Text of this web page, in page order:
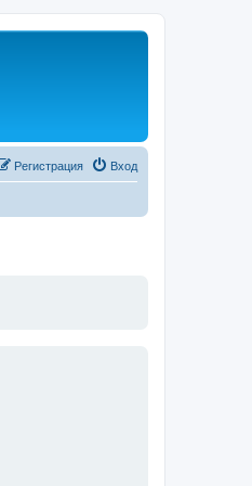
Вход
Регистрация